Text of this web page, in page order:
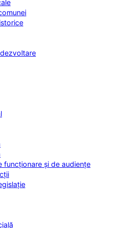
funcționare și de audiențe